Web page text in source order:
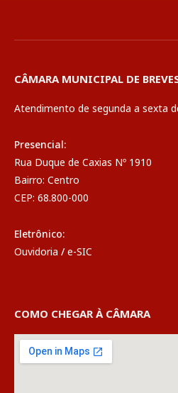
CÂMARA MUNICIPAL DE
Atendimento de segunda a sexta
Presencial:
Rua Duque de Caxias Nº 1910
Bairro: Centro
CEP: 68.800-000
Eletrônico:
Ouvidoria / e-SIC
COMO CHEGAR À CÂMARA